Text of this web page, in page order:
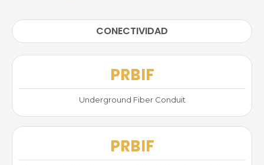
CONECTIVIDAD
PRBIF
Underground Fiber Conduit
PRBIF